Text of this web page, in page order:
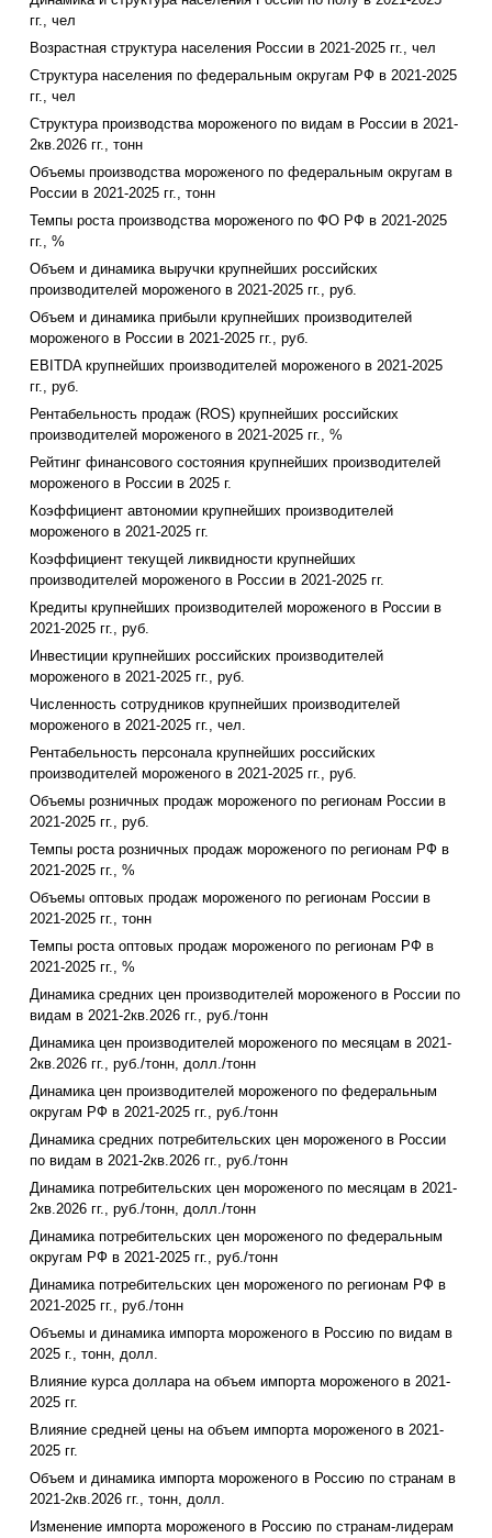
гг., чел
Возрастная структура населения России в 2021-2025 гг., чел
Структура населения по федеральным округам РФ в 2021-2025
гг., чел
Структура производства мороженого по видам в России в 2021-
2кв.2026 гг., тонн
Объемы производства мороженого по федеральным округам в
России в 2021-2025 гг., тонн
Темпы роста производства мороженого по ФО РФ в 2021-2025
гг., %
Объем и динамика выручки крупнейших российских
производителей мороженого в 2021-2025 гг., руб.
Объем и динамика прибыли крупнейших производителей
мороженого в России в 2021-2025 гг., руб.
EBITDA крупнейших производителей мороженого в 2021-2025
гг., руб.
Рентабельность продаж (ROS) крупнейших российских
производителей мороженого в 2021-2025 гг., %
Рейтинг финансового состояния крупнейших производителей
мороженого в России в 2025 г.
Коэффициент автономии крупнейших производителей
мороженого в 2021-2025 гг.
Коэффициент текущей ликвидности крупнейших
производителей мороженого в России в 2021-2025 гг.
Кредиты крупнейших производителей мороженого в России в
2021-2025 гг., руб.
Инвестиции крупнейших российских производителей
мороженого в 2021-2025 гг., руб.
Численность сотрудников крупнейших производителей
мороженого в 2021-2025 гг., чел.
Рентабельность персонала крупнейших российских
производителей мороженого в 2021-2025 гг., руб.
Объемы розничных продаж мороженого по регионам России в
2021-2025 гг., руб.
Темпы роста розничных продаж мороженого по регионам РФ в
2021-2025 гг., %
Объемы оптовых продаж мороженого по регионам России в
2021-2025 гг., тонн
Темпы роста оптовых продаж мороженого по регионам РФ в
2021-2025 гг., %
Динамика средних цен производителей мороженого в России по
видам в 2021-2кв.2026 гг., руб./тонн
Динамика цен производителей мороженого по месяцам в 2021-
2кв.2026 гг., руб./тонн, долл./тонн
Динамика цен производителей мороженого по федеральным
округам РФ в 2021-2025 гг., руб./тонн
Динамика средних потребительских цен мороженого в России
по видам в 2021-2кв.2026 гг., руб./тонн
Динамика потребительских цен мороженого по месяцам в 2021-
2кв.2026 гг., руб./тонн, долл./тонн
Динамика потребительских цен мороженого по федеральным
округам РФ в 2021-2025 гг., руб./тонн
Динамика потребительских цен мороженого по регионам РФ в
2021-2025 гг., руб./тонн
Объемы и динамика импорта мороженого в Россию по видам в
2025 г., тонн, долл.
Влияние курса доллара на объем импорта мороженого в 2021-
2025 гг.
Влияние средней цены на объем импорта мороженого в 2021-
2025 гг.
Объем и динамика импорта мороженого в Россию по странам в
2021-2кв.2026 гг., тонн, долл.
Изменение импорта мороженого в Россию по странам-лидерам